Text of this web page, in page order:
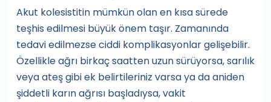
Akut kolesistitin mümkün olan en kısa sürede
teşhis edilmesi büyük önem taşır. Zamanında
tedavi edilmezse ciddi komplikasyonlar gelişebilir.
Özellikle ağrı birkaç saatten uzun sürüyorsa, sarılık
veya ateş gibi ek belirtileriniz varsa ya da aniden
şiddetli karın ağrısı başladıysa, vakit